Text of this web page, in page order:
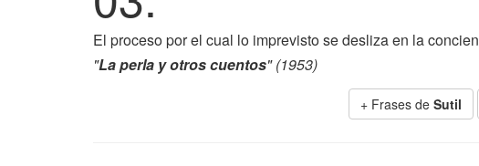
El proceso por el cual lo imprevisto se desliza en la
"La perla y otros cuentos" (1953)
+ Frases de Sutil